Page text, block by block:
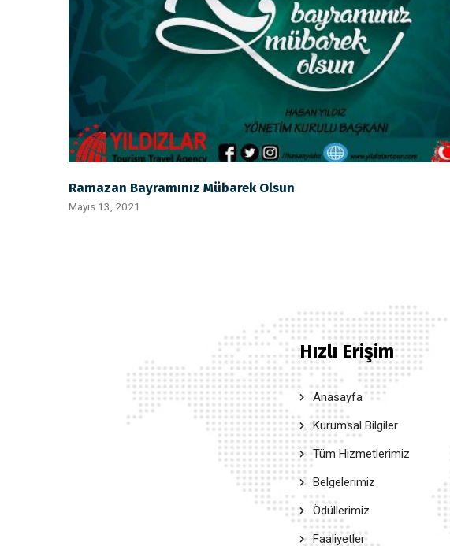
Ramazan Bayramınız Mübarek Olsun
Mayıs 13, 2021
Hızlı Erişim
Anasayfa
Kurumsal Bilgiler
Tüm Hizmetlerimiz
Belgelerimiz
Ödüllerimiz
Faaliyetler